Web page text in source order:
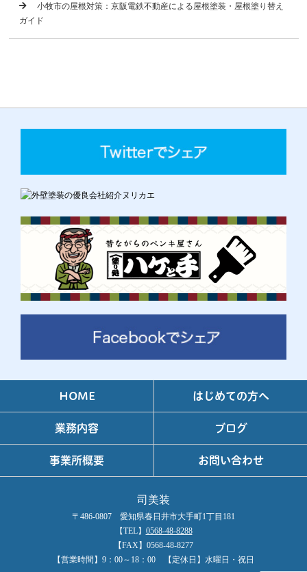
小牧市の屋根対策：京阪電鉄不動産による屋根塗装・屋根塗り替え
ガイド
HOME はじめての方へ
業務内容 ブログ
事業所概要 お問い合わせ
司美装
〒486-0807 愛知県春日井市大手町1丁目181
【TEL】 0568-48-8288
【FAX】0568-48-8277
【営業時間】9：00～18：00 【定休日】水曜日・祝日